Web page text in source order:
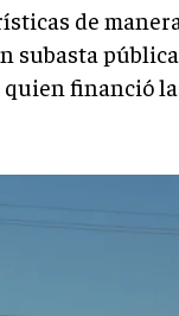
de
subasta
financió